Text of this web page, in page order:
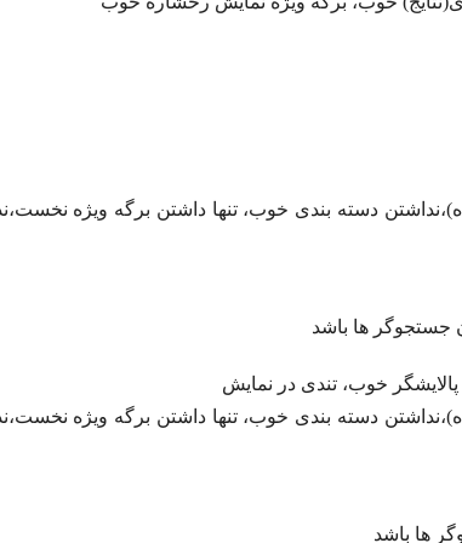
دسته بندی خوب، تنها داشتن برگه ویژه
جستجوگر ها باشد
خوب، تندی در نمایش
دسته بندی خوب، تنها داشتن برگه ویژه
ها باشد